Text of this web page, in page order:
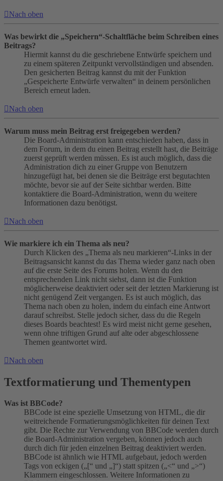
Nach oben
Was bewirkt die „Speichern“-Schaltfläche beim Schreiben eines
Beitrags?
Hiermit kannst du die geschriebene Entwürfe speichern und
zu einem späteren Zeitpunkt vervollständigen und absenden.
Den gesicherten Beitrag kannst du mit der Funktion
„Gespeicherte Entwürfe verwalten“ in deinem persönlichen
Bereich erneut laden.
Nach oben
Warum muss mein Beitrag erst freigegeben werden?
Die Board-Administration kann entschieden haben, dass in
dem Forum, in dem du einen Beitrag erstellt hast, die Beiträge
zuerst geprüft werden müssen. Es ist auch möglich, dass die
Administration dich zu einer Gruppe von Benutzern
hinzugefügt hat, bei denen sie die Beiträge erst begutachten
möchte, bevor sie auf der Seite sichtbar werden. Bitte
kontaktiere die Board-Administration, wenn du weitere
Informationen dazu benötigst.
Nach oben
Wie markiere ich ein Thema als neu?
Durch Klicken des „Thema als neu markieren“-Links in der
Beitragsansicht kannst du das Thema wieder ganz nach oben
auf die erste Seite des Forums holen. Wenn du den
entsprechenden Link nicht siehst, dann ist die Funktion
möglicherweise deaktiviert oder seit der letzten Markierung ist
nicht genügend Zeit vergangen. Es ist auch möglich, das
Thema nach oben zu holen, indem du einfach eine Antwort
darauf schreibst. Stelle jedoch sicher, dass du die Regeln
dieses Boards beachtest! Es wird meist nicht gerne gesehen,
wenn ohne triftigen Grund auf alte oder abgeschlossene
Themen geantwortet wird.
Nach oben
Textformatierung und Thementypen
Was ist BBCode?
BBCode ist eine spezielle Umsetzung von HTML, die dir
weitreichende Formatierungsmöglichkeiten für deinen Text
gibt. Die Rechte zur Verwendung von BBCode werden durch
die Board-Administration vergeben, können jedoch auch
durch dich für jeden einzelnen Beitrag deaktiviert werden.
BBCode ist ähnlich wie HTML aufgebaut, jedoch werden
Tags von eckigen („[“ und „]“) statt spitzen („<“ und „>“)
Klammern eingeschlossen. Weitere Informationen zu